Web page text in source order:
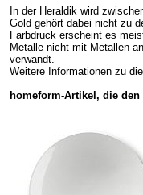
In der Heraldik wird
Gold gehört dabei nicht zu
Farbdruck erscheint es
Metalle nicht mit Metallen
verwandt.
Weitere Informationen zu
homeform-Artikel, die